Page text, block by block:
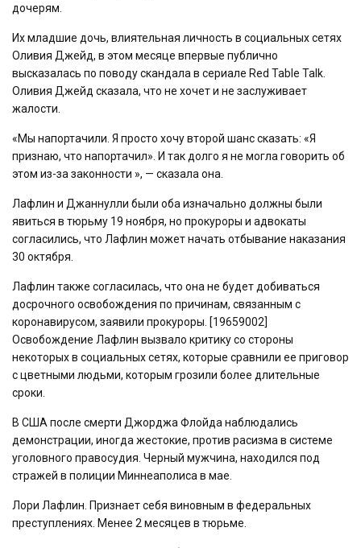
дочерям.
Их младшие дочь, влиятельная личность в социальных сетях
Оливия Джейд, в этом месяце впервые публично
высказалась по поводу скандала в сериале Red Table Talk.
Оливия Джейд сказала, что не хочет и не заслуживает
жалости.
«Мы напортачили. Я просто хочу второй шанс сказать: «Я
признаю, что напортачил». И так долго я не могла говорить об
этом из-за законности », — сказала она.
Лафлин и Джаннулли были оба изначально должны были
явиться в тюрьму 19 ноября, но прокуроры и адвокаты
согласились, что Лафлин может начать отбывание наказания
30 октября.
Лафлин также согласилась, что она не будет добиваться
досрочного освобождения по причинам, связанным с
коронавирусом, заявили прокуроры. [19659002]
Освобождение Лафлин вызвало критику со стороны
некоторых в социальных сетях, которые сравнили ее приговор
с цветными людьми, которым грозили более длительные
сроки.
В США после смерти Джорджа Флойда наблюдались
демонстрации, иногда жестокие, против расизма в системе
уголовного правосудия. Черный мужчина, находился под
стражей в полиции Миннеаполиса в мае.
Лори Лафлин. Признает себя виновным в федеральных
преступлениях. Менее 2 месяцев в тюрьме.